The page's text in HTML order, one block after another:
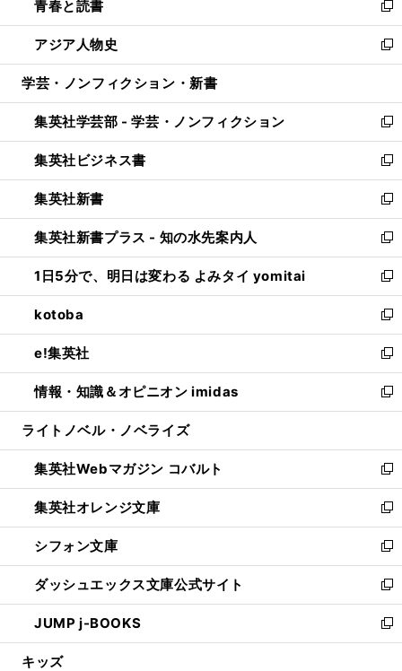
で
開
く
ド
ウ
で
開
ィ
ン
ド
ウ
開
く
い
ウ
ィ
ン
ウ
で
開
く
青春と読書
新
し
い
ウ
ン
ド
ウ
で
開
く
アジア人物史
新
し
ウ
ィ
ン
ド
ウ
で
開
く
学芸・ノンフィクション・新書
集英社学芸部 - 学芸・ノンフィクション
新
し
い
ウ
ィ
ン
ド
ウ
で
開
く
集英社ビジネス書
新
し
い
ウ
ィ
ン
ド
ウ
で
開
く
集英社新書
新
し
い
ウ
ィ
ン
ド
ウ
で
開
く
集英社新書プラス - 知の水先案内人
新
し
い
ウ
ィ
ン
ド
ウ
で
開
1日5分で、明日は変わる よみタイ yomitai
新
し
い
ウ
ィ
ン
ド
ウ
開
く
kotoba
新
し
い
ウ
ィ
ン
ウ
で
開
く
e!集英社
新
し
い
ウ
ン
ド
ウ
で
開
く
情報・知識＆オピニオン imidas
新
し
ウ
ィ
ン
ド
ウ
で
開
く
ライトノベル・ノベライズ
集英社Webマガジン コバルト
新
し
い
ウ
ィ
ン
ド
ウ
で
開
集英社オレンジ文庫
新
し
い
ウ
ィ
ン
ド
ウ
シフォン文庫
新
し
い
ウ
ィ
ン
ダッシュエックス文庫公式サイト
新
し
い
ウ
JUMP j-BOOKS
新
し
キッズ